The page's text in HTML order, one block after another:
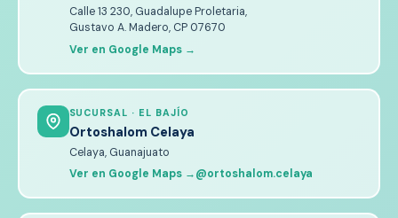
Calle 13 230, Guadalupe Proletaria,
Gustavo A. Madero, CP 07670
Ver en Google Maps →
SUCURSAL · EL BAJÍO
Ortoshalom Celaya
Celaya, Guanajuato
Ver en Google Maps →@ortoshalom.celaya